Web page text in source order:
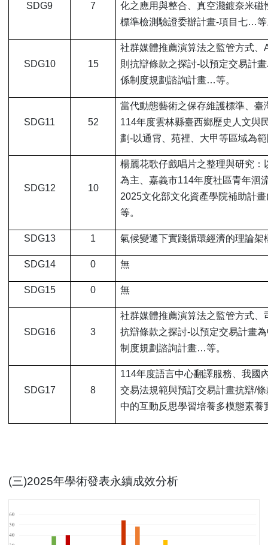
SDG9 7
化之應用與整合、真空濺鍍奈米
標準檢測驗證委辦計畫-項目七…
SDG10 15
社群媒體推薦演算法之監管方式
則抗辯條款之探討-以預定交易計
係制度規劃諮詢計畫…等。
SDG11 52
當代動態藝術之保存維護標準、
114年度雲林縣臺西鄉歷史人文與
劃-以通霄、苑裡、大甲等區域為
SDG12 10
楊麗花歌仔戲唱片之整理與研究
為主、嘉義市114年度社區青年洄
2025文化部文化資產學院補助計
等。
SDG13 1 氣候變遷下實踐循環經濟的理論架
SDG14 0 無
SDG15 0 無
SDG16 3
社群媒體推薦演算法之監管方式
抗辯條款之探討-以預定交易計畫
制度規劃諮詢計畫…等。
SDG17 8
114年度語言中心翻譯服務、我國
交易法規範與預訂交易計畫抗辯/
中的互動反思學習培養多模態素
(三)2025年學術發表永續成效分析